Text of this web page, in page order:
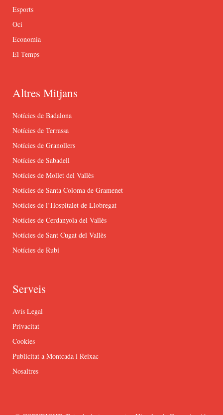
Esports
Oci
Economia
El Temps
Altres Mitjans
Notícies de Badalona
Notícies de Terrassa
Notícies de Granollers
Notícies de Sabadell
Notícies de Mollet del Vallès
Notícies de Santa Coloma de Gramenet
Notícies de l’Hospitalet de Llobregat
Notícies de Cerdanyola del Vallès
Notícies de Sant Cugat del Vallès
Notícies de Rubí
Serveis
Avís Legal
Privacitat
Cookies
Publicitat a Montcada i Reixac
Nosaltres